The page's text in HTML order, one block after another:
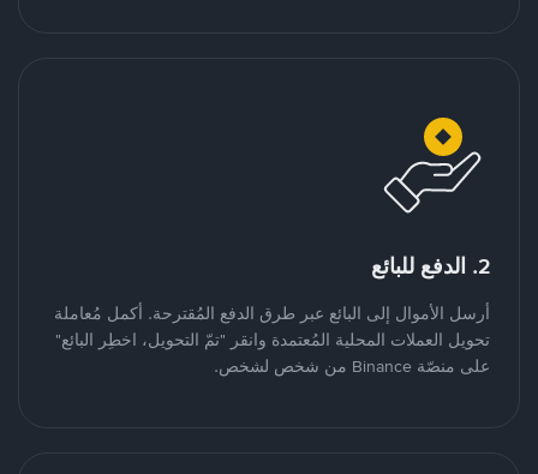
2. الدفع للبائع
أرسل الأموال إلى البائع عبر طرق الدفع المُقترحة. أكمل مُعاملة
تحويل العملات المحلية المُعتمدة وانقر "تمّ التحويل، اخطِر البائع"
على منصّة Binance من شخص لشخص.